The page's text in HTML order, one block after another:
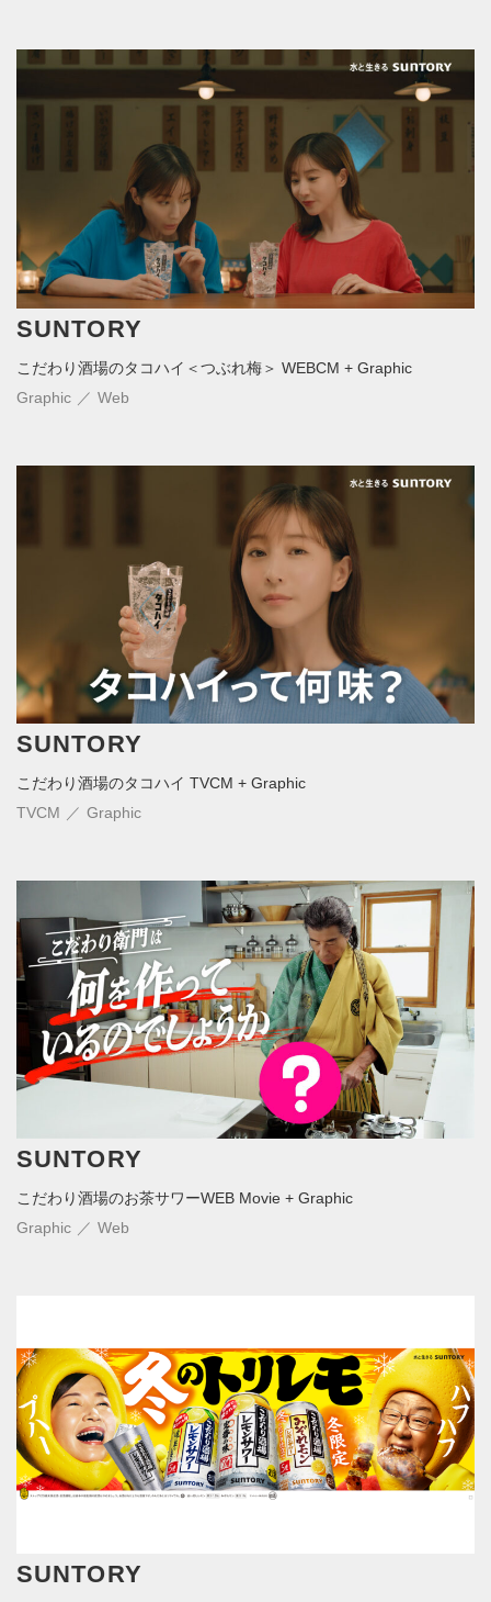
SUNTORY
こだわり酒場のタコハイ＜つぶれ梅＞ WEBCM + Graphic
Graphic
Web
SUNTORY
こだわり酒場のタコハイ TVCM + Graphic
TVCM
Graphic
SUNTORY
こだわり酒場のお茶サワーWEB Movie + Graphic
Graphic
Web
SUNTORY